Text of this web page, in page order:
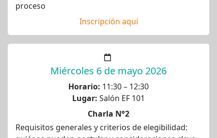
proceso
Inscripción aquí
Miércoles 6 de mayo 2026
Horario: 11:30 – 12:30
Lugar: Salón EF 101
Charla N°2
Requisitos generales y criterios de elegibilidad: